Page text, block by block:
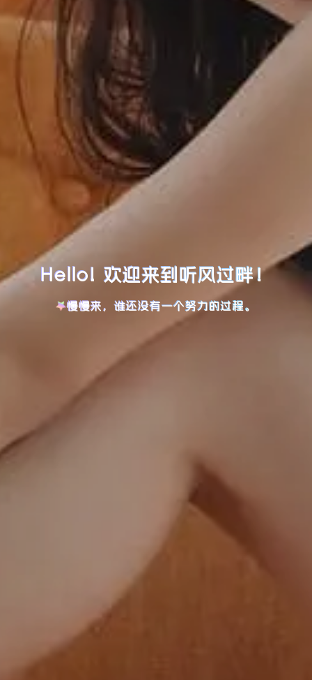
Hello! 欢迎来到听风过畔！
慢慢来，谁还没有一个努力的过程。